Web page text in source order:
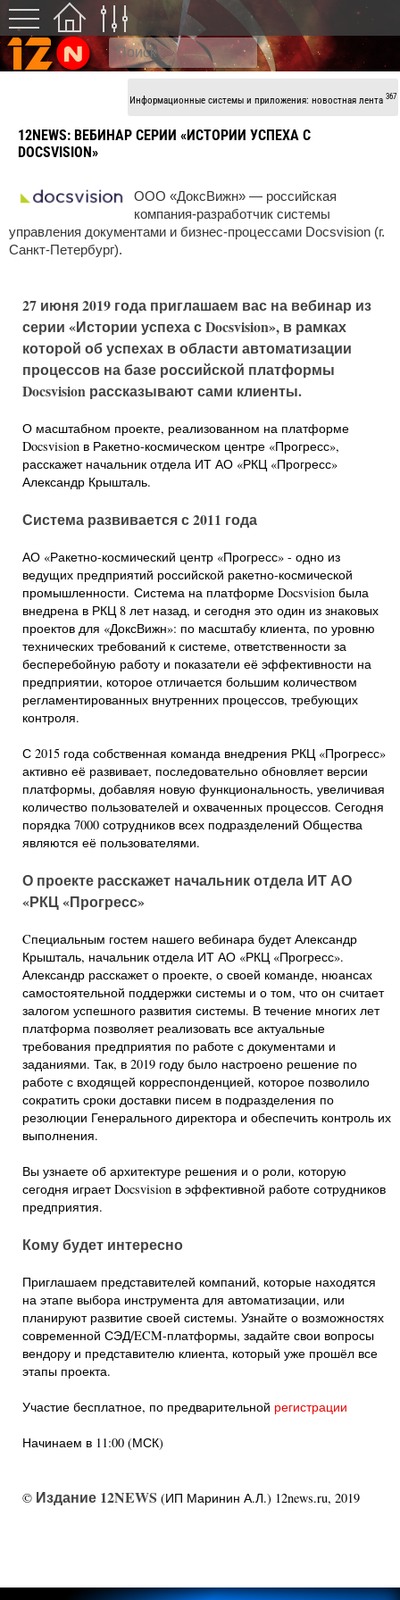
Информационные системы и приложения: новостная лента 367
12NEWS: ВЕБИНАР СЕРИИ «ИСТОРИИ УСПЕХА С
DOCSVISION»
ООО «ДоксВижн» — российская
компания-разработчик системы
управления документами и бизнес-процессами Docsvision (г.
Санкт-Петербург).
27 июня 2019 года приглашаем вас на вебинар из
серии «Истории успеха с Docsvision», в рамках
которой об успехах в области автоматизации
процессов на базе российской платформы
Docsvision рассказывают сами клиенты.
О масштабном проекте, реализованном на платформе
Docsvision в Ракетно-космическом центре «Прогресс»,
расскажет начальник отдела ИТ АО «РКЦ «Прогресс»
Александр Крышталь.
Система развивается с 2011 года
АО «Ракетно-космический центр «Прогресс» - одно из
ведущих предприятий российской ракетно-космической
промышленности. Система на платформе Docsvision была
внедрена в РКЦ 8 лет назад, и сегодня это один из знаковых
проектов для «ДоксВижн»: по масштабу клиента, по уровню
технических требований к системе, ответственности за
бесперебойную работу и показатели её эффективности на
предприятии, которое отличается большим количеством
регламентированных внутренних процессов, требующих
контроля.
С 2015 года собственная команда внедрения РКЦ «Прогресс»
активно её развивает, последовательно обновляет версии
платформы, добавляя новую функциональность, увеличивая
количество пользователей и охваченных процессов. Сегодня
порядка 7000 сотрудников всех подразделений Общества
являются её пользователями.
О проекте расскажет начальник отдела ИТ АО
«РКЦ «Прогресс»
Cпециальным гостем нашего вебинара будет Александр
Крышталь, начальник отдела ИТ АО «РКЦ «Прогресс».
Александр расскажет о проекте, о своей команде, нюансах
самостоятельной поддержки системы и о том, что он считает
залогом успешного развития системы. В течение многих лет
платформа позволяет реализовать все актуальные
требования предприятия по работе с документами и
заданиями. Так, в 2019 году было настроено решение по
работе с входящей корреспонденцией, которое позволило
сократить сроки доставки писем в подразделения по
резолюции Генерального директора и обеспечить контроль их
выполнения.
Вы узнаете об архитектуре решения и о роли, которую
сегодня играет Docsvision в эффективной работе сотрудников
предприятия.
Кому будет интересно
Приглашаем представителей компаний, которые находятся
на этапе выбора инструмента для автоматизации, или
планируют развитие своей системы. Узнайте о возможностях
современной СЭД/ECM-платформы, задайте свои вопросы
вендору и представителю клиента, который уже прошёл все
этапы проекта.
Участие бесплатное, по предварительной регистрации
Начинаем в 11:00 (МСК)
© Издание 12NEWS (ИП Маринин А.Л.) 12news.ru, 2019